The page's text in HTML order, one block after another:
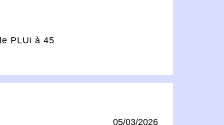
PLUi à 45
05/03/2026